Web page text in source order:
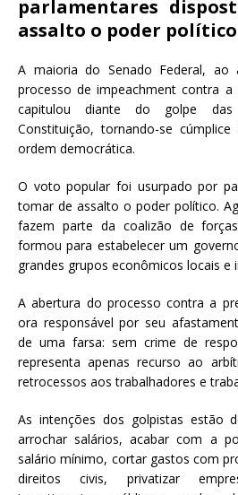
b
o
o
k
r
parlamentares
assalto o poder
A maioria do Senado Federal, ao
processo de impeachment contra a
capitulou diante do golpe
Constituição, tornando-se
ordem democrática.
O voto popular foi usurpado por
tomar de assalto o poder político.
fazem parte da coalizão de
formou para estabelecer um
grandes grupos econômicos locais e
A abertura do processo contra a
ora responsável por seu
de uma farsa: sem crime de
representa apenas recurso ao
retrocessos aos trabalhadores e
As intenções dos golpistas estão
arrochar salários, acabar com a
salário mínimo, cortar gastos com
direitos civis, privatizar